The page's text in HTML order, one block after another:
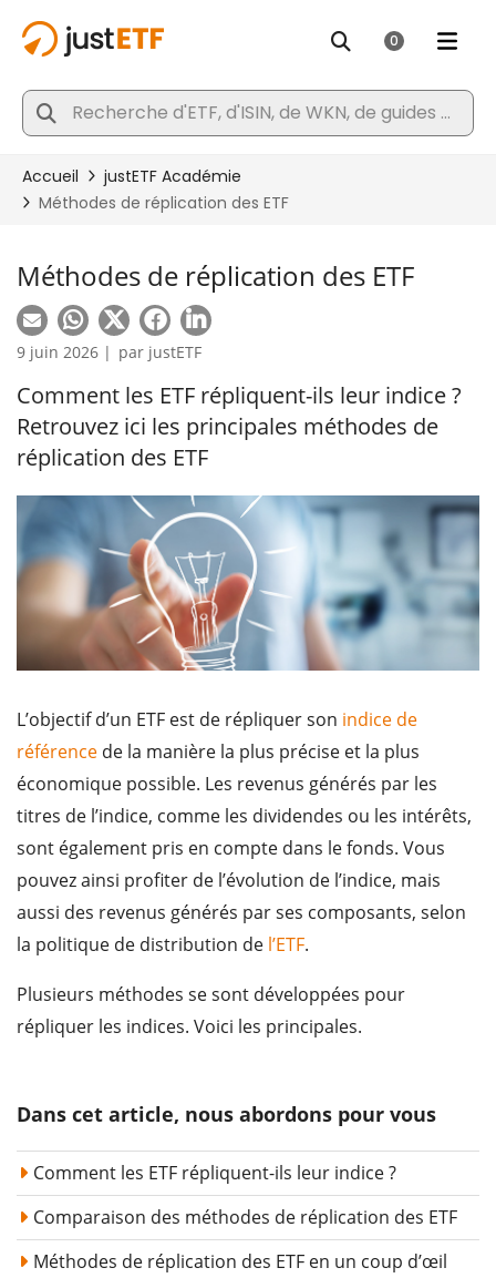
Méthodes de réplication des ETF
9 juin 2026 | par justETF
Comment les ETF répliquent-ils leur indice ?
Retrouvez ici les principales méthodes de
réplication des ETF
L’objectif d’un ETF est de répliquer son indice de
référence de la manière la plus précise et la plus
économique possible. Les revenus générés par les
titres de l’indice, comme les dividendes ou les intérêts,
sont également pris en compte dans le fonds. Vous
pouvez ainsi profiter de l’évolution de l’indice, mais
aussi des revenus générés par ses composants, selon
la politique de distribution de l’ETF.
Plusieurs méthodes se sont développées pour
répliquer les indices. Voici les principales.
Dans cet article, nous abordons pour vous
Comment les ETF répliquent-ils leur indice ?
Comparaison des méthodes de réplication des ETF
Méthodes de réplication des ETF en un coup d’œil